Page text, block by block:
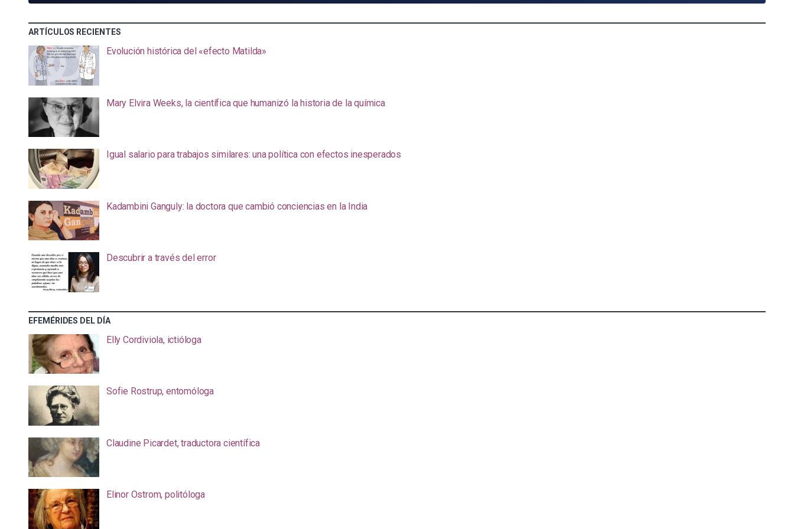
ARTÍCULOS RECIENTES
Evolución histórica del «efecto Matilda»
Mary Elvira Weeks, la científica que humanizó la historia de la química
Igual salario para trabajos similares: una política con efectos inesperados
Kadambini Ganguly: la doctora que cambió conciencias en la India
Descubrir a través del error
EFEMÉRIDES DEL DÍA
Elly Cordiviola, ictióloga
Sofie Rostrup, entomóloga
Claudine Picardet, traductora científica
Elinor Ostrom, politóloga